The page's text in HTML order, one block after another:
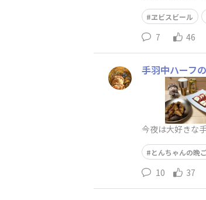
ヱビスビール
7 46
手羽中ハーフ
今夜は大好きな
とんちゃんの晩
10 37